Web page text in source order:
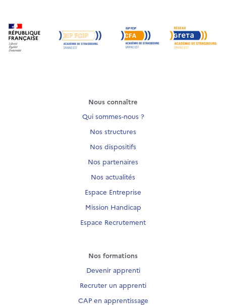
Nous connaître
Qui sommes-nous ?
Nos structures
Nos dispositifs
Nos partenaires
Nos actualités
Espace Entreprise
Mission Handicap
Espace Recrutement
Nos formations
Devenir apprenti
Recruter un apprenti
CAP en apprentissage